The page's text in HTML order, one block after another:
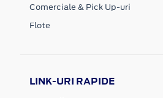
Comerciale & Pick Up-uri
Flote
LINK-URI RAPIDE